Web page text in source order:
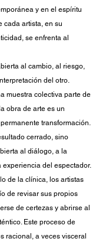
y en el espíritu
cada artista, en su
se enfrenta al
al cambio, al riesgo,
del otro.
muestra colectiva parte de
obra de arte es un
transformación.
cerrado, sino
al diálogo, a la
experiencia del espectador.
de la clínica, los artistas
de revisar sus propios
de certezas y abrirse al
Este proceso de
racional, a veces visceral